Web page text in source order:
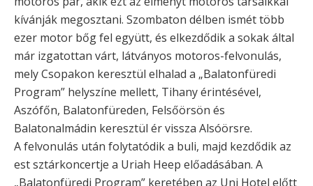
kívánják megosztani. Szombaton délben ismét több
ezer motor bőg fel együtt, és elkezdődik a sokak által
már izgatottan várt, látványos motoros-felvonulás,
mely Csopakon keresztül elhalad a „Balatonfüredi
Program” helyszíne mellett, Tihany érintésével,
Aszófőn, Balatonfüreden, Felsőörsön és
Balatonalmádin keresztül ér vissza Alsóörsre.
A felvonulás után folytatódik a buli, majd kezdődik az
est sztárkoncertje a Uriah Heep előadásában. A
„Balatonfüredi Program” keretében az Uni Hotel előtt